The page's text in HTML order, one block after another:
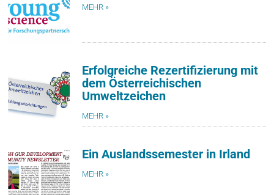
MEHR »
Erfolgreiche Rezertifizierung mit
dem Österreichischen
Umweltzeichen
MEHR »
Ein Auslandssemester in Irland
MEHR »